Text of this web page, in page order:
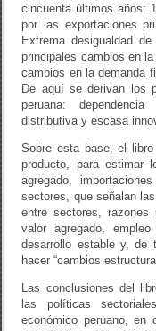
cincuenta últimos años:
por las exportaciones
Extrema desigualdad
principales cambios en
cambios en la demanda
De aquí se derivan los
peruana:
distributiva y escasa
Sobre esta base, el
producto, para estimar
agregado,
sectores, que señalan
entre sectores,
valor agregado,
desarrollo estable y, de
hacer “cambios
Las conclusiones del
las políticas
económico peruano, en